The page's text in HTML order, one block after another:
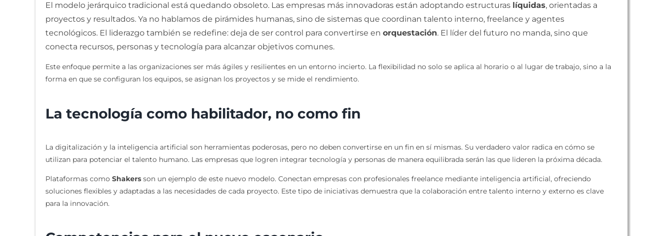
El modelo jerárquico tradicional está quedando obsoleto. Las empresas más innovadoras están adoptando estructuras líquidas, orientadas a
proyectos y resultados. Ya no hablamos de pirámides humanas, sino de sistemas que coordinan talento interno, freelance y agentes
tecnológicos. El liderazgo también se redefine: deja de ser control para convertirse en orquestación. El líder del futuro no manda, sino que
conecta recursos, personas y tecnología para alcanzar objetivos comunes.
Este enfoque permite a las organizaciones ser más ágiles y resilientes en un entorno incierto. La flexibilidad no solo se aplica al horario o al lugar de trabajo, sino a la
forma en que se configuran los equipos, se asignan los proyectos y se mide el rendimiento.
La tecnología como habilitador, no como fin
La digitalización y la inteligencia artificial son herramientas poderosas, pero no deben convertirse en un fin en sí mismas. Su verdadero valor radica en cómo se
utilizan para potenciar el talento humano. Las empresas que logren integrar tecnología y personas de manera equilibrada serán las que lideren la próxima década.
Plataformas como Shakers son un ejemplo de este nuevo modelo. Conectan empresas con profesionales freelance mediante inteligencia artificial, ofreciendo
soluciones flexibles y adaptadas a las necesidades de cada proyecto. Este tipo de iniciativas demuestra que la colaboración entre talento interno y externo es clave
para la innovación.